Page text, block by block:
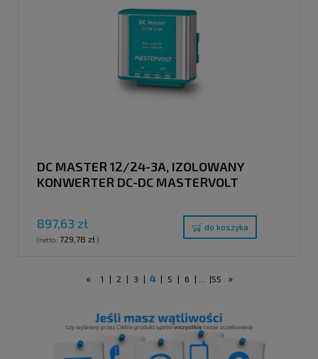
DC MASTER 12/24-3A, IZOLOWANY
KONWERTER DC-DC MASTERVOLT
897,63 zł
(netto: 729,78 zł)
do koszyka
« 1 | 2 | 3 | 4 | 5 | 6 | |55 »